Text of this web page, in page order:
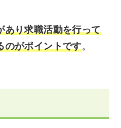
あり求職活動を行って
のがポイントです。